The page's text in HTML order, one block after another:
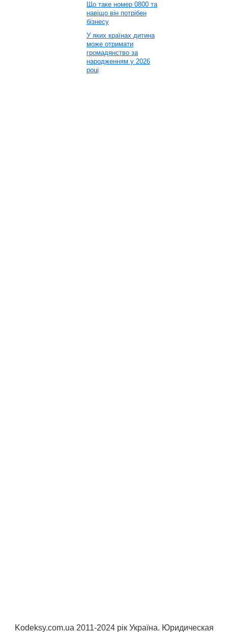
Що таке номер 0800 та
навіщо він потрібен
бізнесу
У яких країнах дитина
може отримати
громадянство за
народженням у 2026
році
Kodeksy.com.ua 2011-2024 рік Україна. Юридическая